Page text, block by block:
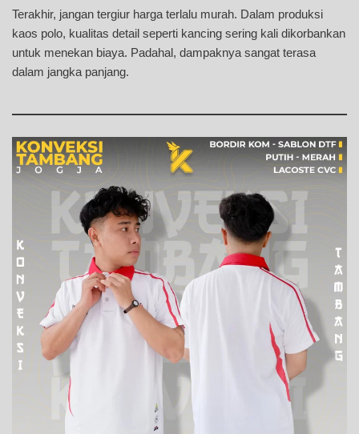
Terakhir, jangan tergiur harga terlalu murah. Dalam produksi
kaos polo, kualitas detail seperti kancing sering kali dikorbankan
untuk menekan biaya. Padahal, dampaknya sangat terasa
dalam jangka panjang.